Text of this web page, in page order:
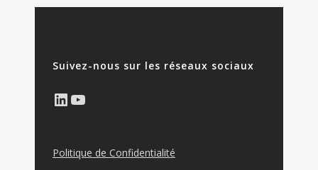
Suivez-nous sur les réseaux sociaux
LinkedIn
YouTube
Politique de Confidentialité